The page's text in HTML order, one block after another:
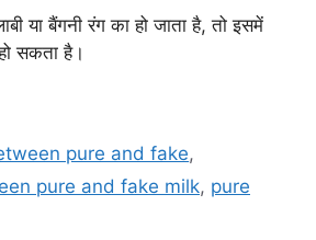
या बैंगनी रंग का हो जाता है, तो इसमें
सकता है।
pure and fake,
pure and fake milk, pure